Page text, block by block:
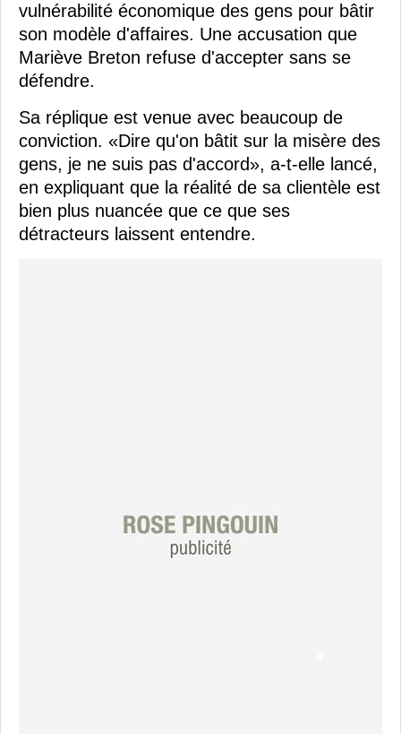
vulnérabilité économique des gens pour bâtir
son modèle d'affaires. Une accusation que
Mariève Breton refuse d'accepter sans se
défendre.
Sa réplique est venue avec beaucoup de
conviction. «Dire qu'on bâtit sur la misère des
gens, je ne suis pas d'accord», a-t-elle lancé,
en expliquant que la réalité de sa clientèle est
bien plus nuancée que ce que ses
détracteurs laissent entendre.